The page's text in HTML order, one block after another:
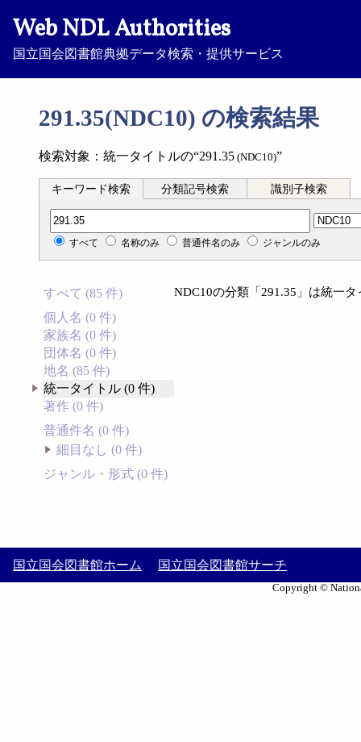
Web NDL Authorities
国立国会図書館典拠データ検索・提供サービス
291.35(NDC10) の検索結果
検索対象：統一タイトルの“291.35 (NDC10)”
キーワード検索 分類記号検索 識別子検索
分類記号検索
すべて 名称のみ 普通件名のみ ジャンルのみ
すべて (85 件)
個人名 (0 件)
家族名 (0 件)
団体名 (0 件)
地名 (85 件)
統一タイトル (0 件)
著作 (0 件)
普通件名 (0 件)
細目なし (0 件)
ジャンル・形式 (0 件)
NDC10の分類「291.35」は統一
国立国会図書館ホーム 国立国会図書館サーチ
Copyright ©